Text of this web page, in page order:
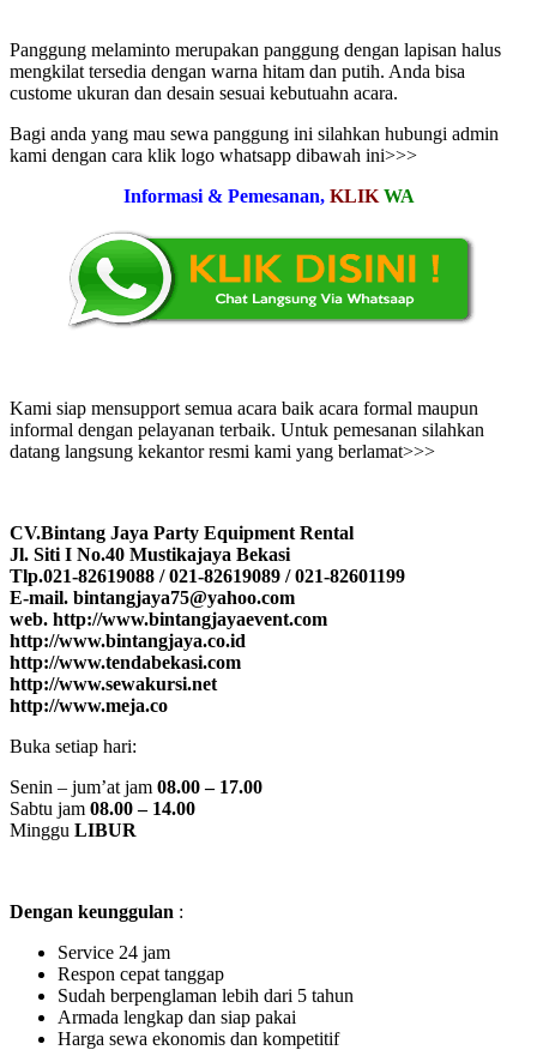
Panggung melaminto merupakan panggung dengan lapisan halus
mengkilat tersedia dengan warna hitam dan putih. Anda bisa
custome ukuran dan desain sesuai kebutuahn acara.
Bagi anda yang mau sewa panggung ini silahkan hubungi admin
kami dengan cara klik logo whatsapp dibawah ini>>>
Informasi & Pemesanan, KLIK WA
Kami siap mensupport semua acara baik acara formal maupun
informal dengan pelayanan terbaik. Untuk pemesanan silahkan
datang langsung kekantor resmi kami yang berlamat>>>
CV.Bintang Jaya Party Equipment Rental
Jl. Siti I No.40 Mustikajaya Bekasi
Tlp.021-82619088 / 021-82619089 / 021-82601199
E-mail. bintangjaya75@yahoo.com
web. http://www.bintangjayaevent.com
http://www.bintangjaya.co.id
http://www.tendabekasi.com
http://www.sewakursi.net
http://www.meja.co
Buka setiap hari:
Senin – jum’at jam 08.00 – 17.00
Sabtu jam 08.00 – 14.00
Minggu LIBUR
Dengan keunggulan :
Service 24 jam
Respon cepat tanggap
Sudah berpenglaman lebih dari 5 tahun
Armada lengkap dan siap pakai
Harga sewa ekonomis dan kompetitif